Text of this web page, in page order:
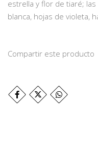
estrella y flor de tiaré;
blanca, hojas de violeta,
Compartir este producto